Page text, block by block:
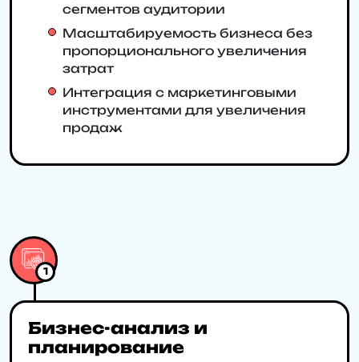
сегментов аудитории
Масштабируемость бизнеса без
пропорционального увеличения
затрат
Интеграция с маркетинговыми
инструментами для увеличения
продаж
1
Бизнес-анализ и
планирование